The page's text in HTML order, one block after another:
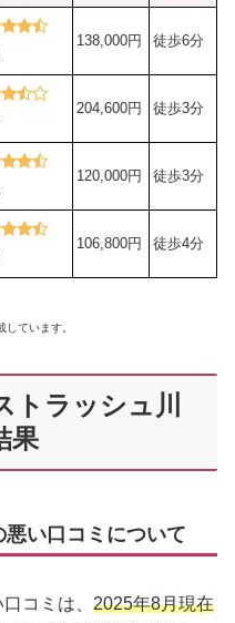
138,000円 徒歩6分
204,600円 徒歩3分
120,000円 徒歩3分
106,800円 徒歩4分
ています。
トラッシュ川
果
い口コミについて
コミは、 2025年8月現在